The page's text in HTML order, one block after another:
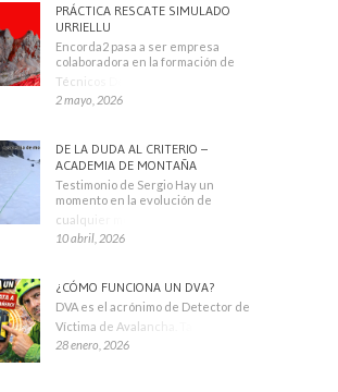
PRÁCTICA RESCATE SIMULADO
URRIELLU
Encorda2 pasa a ser empresa
colaboradora en la formación de
Técnicos Deportivos
2 mayo, 2026
DE LA DUDA AL CRITERIO –
ACADEMIA DE MONTAÑA
Testimonio de Sergio Hay un
momento en la evolución de
cualquier montañero
10 abril, 2026
¿CÓMO FUNCIONA UN DVA?
DVA es el acrónimo de Detector de
Víctima de Avalancha. También se
28 enero, 2026